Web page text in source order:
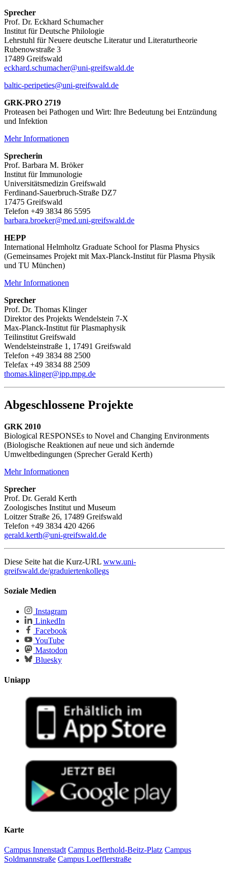
Sprecher
Prof. Dr. Eckhard Schumacher
Institut für Deutsche Philologie
Lehrstuhl für Neuere deutsche Literatur und Literaturtheorie
Rubenowstraße 3
17489 Greifswald
eckhard.schumacher@uni-greifswald.de
baltic-peripeties@uni-greifswald.de
GRK-PRO 2719
Proteasen bei Pathogen und Wirt: Ihre Bedeutung bei Entzündung
und Infektion
Mehr Informationen
Sprecherin
Prof. Barbara M. Bröker
Institut für Immunologie
Universitätsmedizin Greifswald
Ferdinand-Sauerbruch-Straße DZ7
17475 Greifswald
Telefon +49 3834 86 5595
barbara.broeker@med.uni-greifswald.de
HEPP
International Helmholtz Graduate School for Plasma Physics
(Gemeinsames Projekt mit Max-Planck-Institut für Plasma Physik
und TU München)
Mehr Informationen
Sprecher
Prof. Dr. Thomas Klinger
Direktor des Projekts Wendelstein 7-X
Max-Planck-Institut für Plasmaphysik
Teilinstitut Greifswald
Wendelsteinstraße 1, 17491 Greifswald
Telefon +49 3834 88 2500
Telefax +49 3834 88 2509
thomas.klinger@ipp.mpg.de
Abgeschlossene Projekte
GRK 2010
Biological RESPONSEs to Novel and Changing Environments
(Biologische Reaktionen auf neue und sich ändernde
Umweltbedingungen (Sprecher Gerald Kerth)
Mehr Informationen
Sprecher
Prof. Dr. Gerald Kerth
Zoologisches Institut und Museum
Loitzer Straße 26, 17489 Greifswald
Telefon +49 3834 420 4266
gerald.kerth@uni-greifswald.de
Diese Seite hat die Kurz-URL www.uni-
greifswald.de/graduiertenkollegs
Soziale Medien
Instagram
LinkedIn
Facebook
YouTube
Mastodon
Bluesky
Uniapp
Karte
Campus Innenstadt Campus Berthold-Beitz-Platz Campus
Soldmannstraße Campus Loefflerstraße